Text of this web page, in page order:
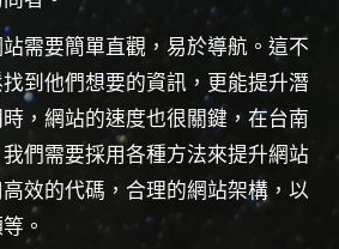
需要簡單直觀，易於導航。這不
到他們想要的資訊，更能提升潛
，網站的速度也很關鍵，在台南
們需要採用各種方法來提升網站
效的代碼，合理的網站架構，以
。